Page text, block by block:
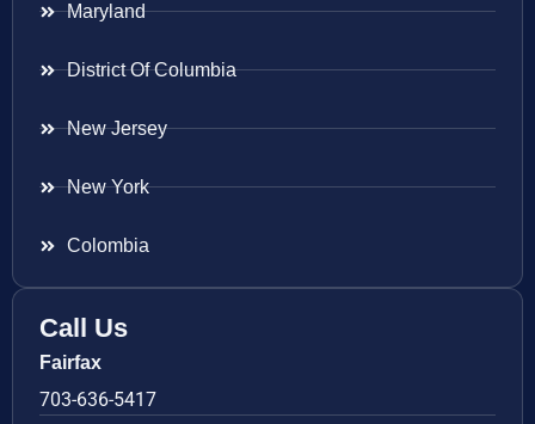
Maryland
District Of Columbia
New Jersey
New York
Colombia
Call Us
Fairfax
703-636-5417